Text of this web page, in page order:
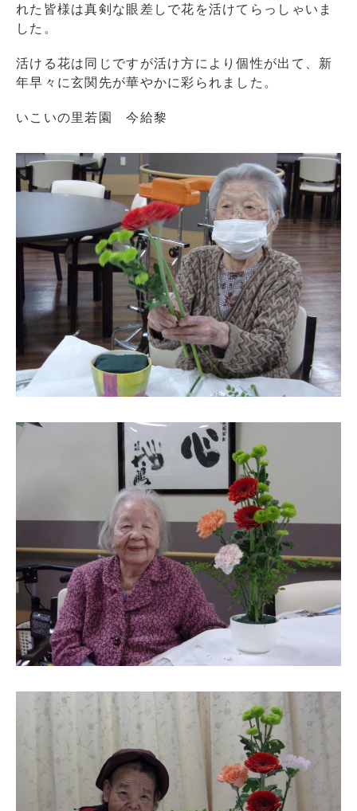
れた皆様は真剣な眼差しで花を活けてらっしゃいま
した。
活ける花は同じですが活け方により個性が出て、新
年早々に玄関先が華やかに彩られました。
いこいの里若園 今給黎